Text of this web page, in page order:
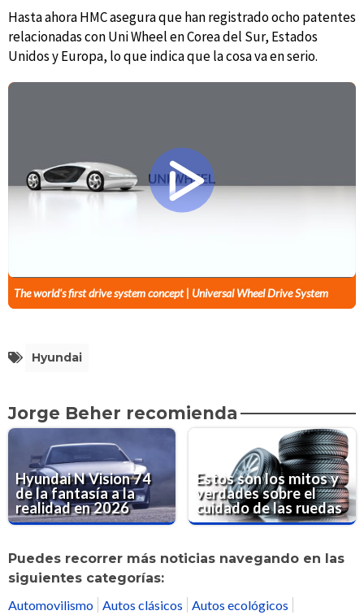
Hasta ahora HMC asegura que han registrado ocho patentes
relacionadas con Uni Wheel en Corea del Sur, Estados
Unidos y Europa, lo que indica que la cosa va en serio.
The world's first drive system concept | Universal Wheel Drive System
Hyundai
Jorge Beher recomienda
Hyundai N Vision 74
de la fantasía a la
realidad en 2026
Estos son los mitos y
verdades sobre el
cuidado de las ruedas
Puedes recorrer más noticias navegando en las
siguientes categorías:
Automovilismo Autos clásicos
Autos ecológicos